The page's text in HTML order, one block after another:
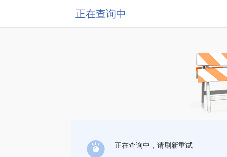
正在查询中
正在查询中，请刷新重试